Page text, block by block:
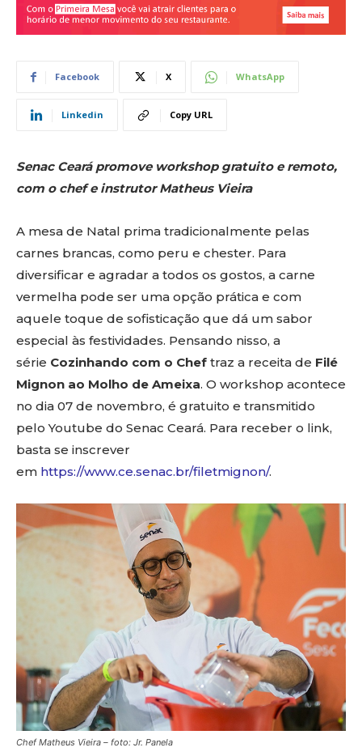
Facebook X WhatsApp
Linkedin Copy URL
Senac Ceará promove workshop gratuito e remoto,
com o chef e instrutor Matheus Vieira
A mesa de Natal prima tradicionalmente pelas
carnes brancas, como peru e chester. Para
diversificar e agradar a todos os gostos, a carne
vermelha pode ser uma opção prática e com
aquele toque de sofisticação que dá um sabor
especial às festividades. Pensando nisso, a
série Cozinhando com o Chef traz a receita de Filé
Mignon ao Molho de Ameixa. O workshop acontece
no dia 07 de novembro, é gratuito e transmitido
pelo Youtube do Senac Ceará. Para receber o link,
basta se inscrever
em https://www.ce.senac.br/filetmignon/.
Chef Matheus Vieira – foto: Jr. Panela